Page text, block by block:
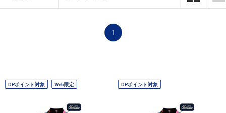
1
OPポイント対象 Web限定 OPポイント対象